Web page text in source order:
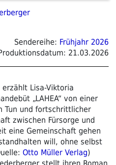
Sendereihe: Frühjahr 2026
21.03.2026
Lisa-Viktoria
„LAHEA“ von einer
Tun und fortschrittlicher
zwischen Fürsorge und
eine Gemeinschaft gehen
will, ohne selbst
Otto Müller Verlag)
stellt ihren Roman